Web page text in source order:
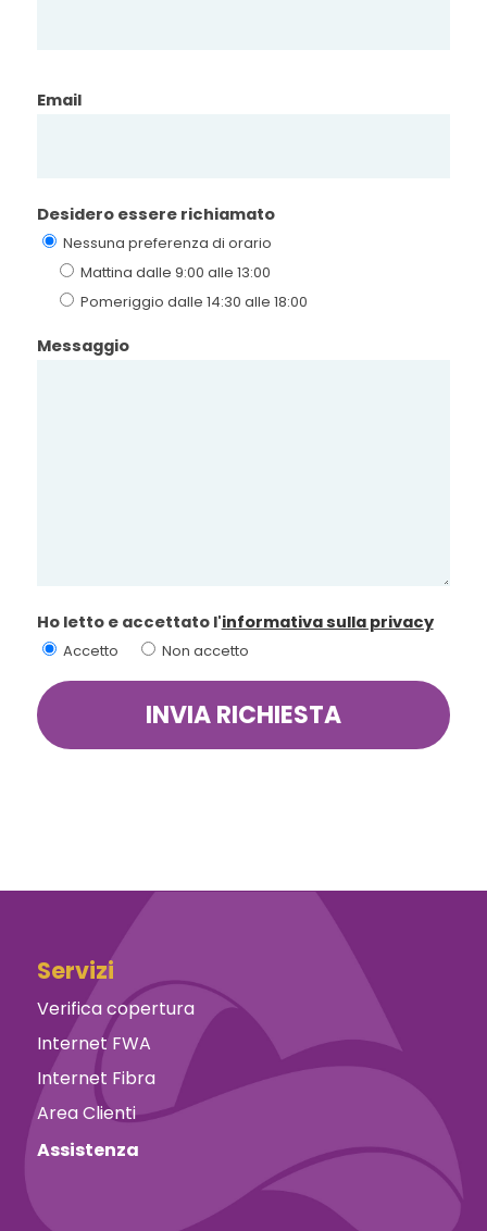
Email
Desidero essere richiamato
Nessuna preferenza di orario
Mattina dalle 9:00 alle 13:00
Pomeriggio dalle 14:30 alle 18:00
Messaggio
Ho letto e accettato l'informativa sulla privacy
Accetto Non accetto
Servizi
Verifica copertura
Internet FWA
Internet Fibra
Area Clienti
Assistenza